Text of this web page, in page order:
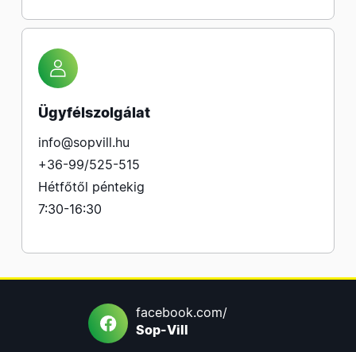
Ügyfélszolgálat
info@sopvill.hu
+36-99/525-515
Hétfőtől péntekig
7:30-16:30
facebook.com/
Sop-Vill